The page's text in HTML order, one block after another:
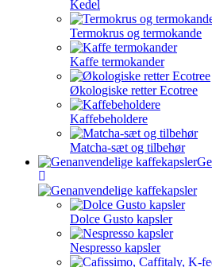
Kedel
Termokrus og termokande
Kaffe termokander
Økologiske retter Ecotree
Kaffebeholdere
Matcha-sæt og tilbehør
Dolce Gusto kapsler
Nespresso kapsler